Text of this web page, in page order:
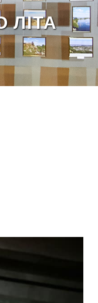
ЛІТА